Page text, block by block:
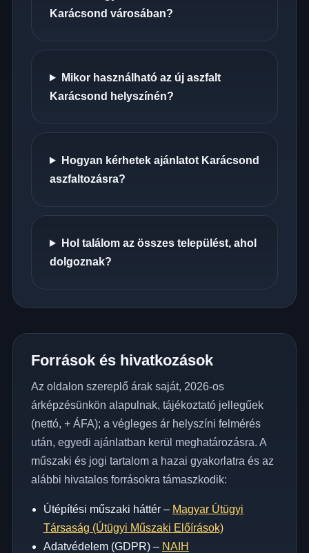
Karácsond városában?
Mikor használható az új aszfalt
Karácsond helyszínén?
Hogyan kérhetek ajánlatot Karácsond
aszfaltozásra?
Hol találom az összes települést, ahol
dolgoznak?
Források és hivatkozások
Az oldalon szereplő árak saját, 2026-os
árképzésünkön alapulnak, tájékoztató jellegűek
(nettó, + ÁFA); a végleges ár helyszíni felmérés
után, egyedi ajánlatban kerül meghatározásra. A
műszaki és jogi tartalom a hazai gyakorlatra és az
alábbi hivatalos forrásokra támaszkodik:
Útépítési műszaki háttér – Magyar Útügyi
Társaság (Útügyi Műszaki Előírások)
Adatvédelem (GDPR) – NAIH